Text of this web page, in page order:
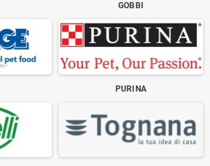
GOBBI
PURINA